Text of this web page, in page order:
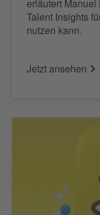
erläutert
Talent Insights
nutzen kann.
Jetzt ansehen